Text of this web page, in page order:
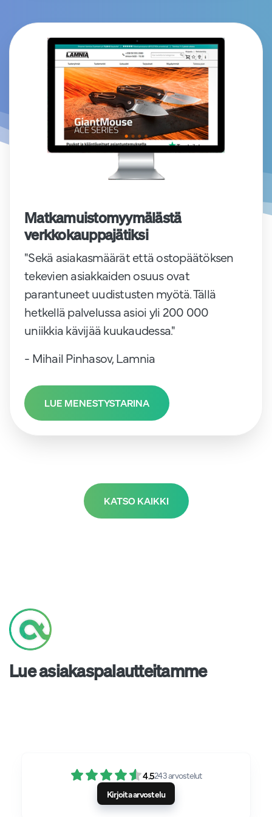
Matkamuistomyymälästä
verkkokauppajätiksi
"Sekä asiakasmäärät että ostopäätöksen
tekevien asiakkaiden osuus ovat
parantuneet uudistusten myötä. Tällä
hetkellä palvelussa asioi yli 200 000
uniikkia kävijää kuukaudessa."
- Mihail Pinhasov, Lamnia
LUE MENESTYSTARINA
KATSO KAIKKI
Lue asiakaspalautteitamme
4.5243arvostelut
Kirjoita arvostelu